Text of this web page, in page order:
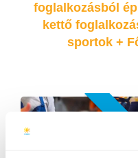
foglalkozásból
kettő
sportok +